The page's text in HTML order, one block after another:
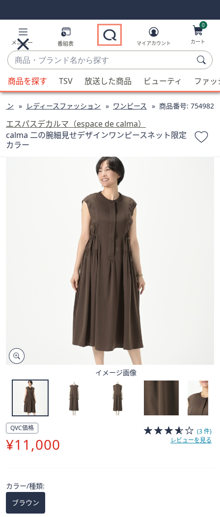
Links
Links2
メニュー 番組表
商
品・
ブ
ラ
ン
名
か
ら
候
補
利
用
可
能
デ
バ
ス
右
に
ス
ワ
し
て
閲
マイアカウント
0
カート
商品を探す TSV 放送した商品 ビューティ ファ
ン レディースファッション ワンピース 商品番号: 754982
エスパスデカルマ（espace de calma）
calma 二の腕細見せデザインワンピースネット限定
カラー
イメージ画像
QVC価格
削
¥11,000
(3 件)
レビューを見る
カラー/種類:
ブラウン